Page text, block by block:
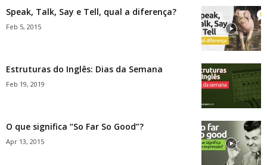
Speak, Talk, Say e Tell, qual a diferença?
Feb 5, 2015
Estruturas do Inglês: Dias da Semana
Feb 19, 2019
O que significa “So Far So Good”?
Apr 13, 2015